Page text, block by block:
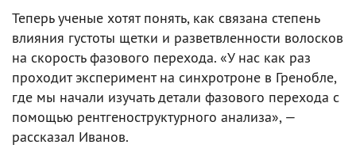
Теперь ученые хотят понять, как связана степень
влияния густоты щетки и разветвленности волосков
на скорость фазового перехода. «У нас как раз
проходит эксперимент на синхротроне в Гренобле,
где мы начали изучать детали фазового перехода с
помощью рентгеноструктурного анализа», —
рассказал Иванов.